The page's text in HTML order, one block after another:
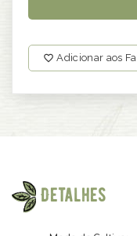
Adicionar aos
Detalhes